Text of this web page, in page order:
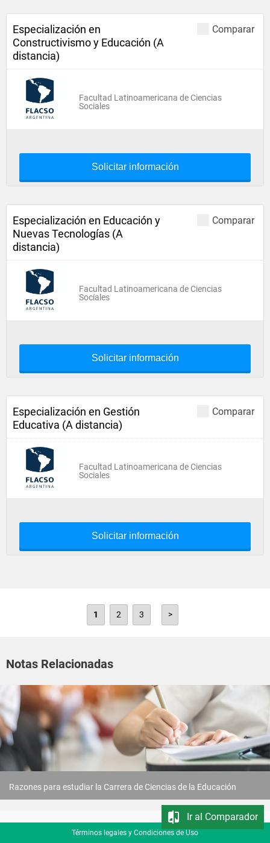
Comparar
Especialización en
Constructivismo y Educación (A
distancia)
Facultad Latinoamericana de Ciencias
Sociales
Solicitar información
Comparar
Especialización en Educación y
Nuevas Tecnologías (A
distancia)
Facultad Latinoamericana de Ciencias
Sociales
Solicitar información
Comparar
Especialización en Gestión
Educativa (A distancia)
Facultad Latinoamericana de Ciencias
Sociales
Solicitar información
1 2 3 >
Notas Relacionadas
Razones para estudiar la Carrera de Ciencias de la Educación
Ir al Comparador
Términos legales y Condiciones de Uso